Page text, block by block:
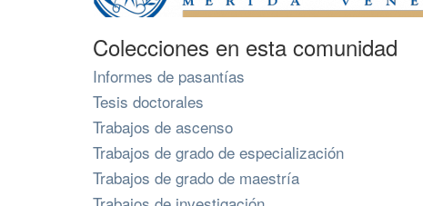
Colecciones en esta comunidad
Informes de pasantías
Tesis doctorales
Trabajos de ascenso
Trabajos de grado de especialización
Trabajos de grado de maestría